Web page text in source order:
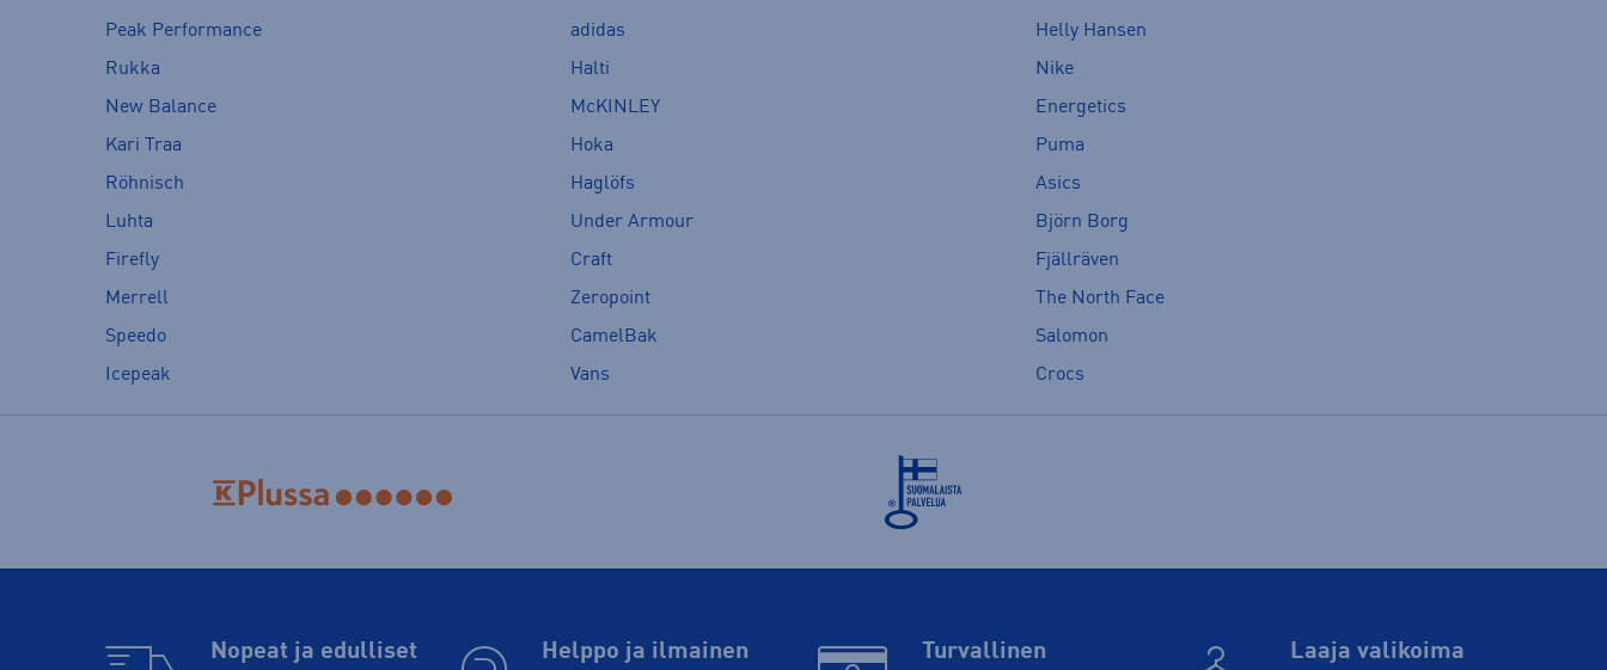
Peak Performance adidas
Helly Hansen
Rukka
Halti
Nike
New Balance
McKINLEY
Energetics
Kari Traa
Hoka
Puma
Röhnisch
Haglöfs
Asics
Luhta
Under Armour
Björn Borg
Firefly
Craft
Fjällräven
Merrell
Zeropoint
The North Face
Speedo
CamelBak
Salomon
Icepeak
Vans Crocs
Nopeat ja edulliset
Helppo ja ilmainen
Turvallinen
Laaja valikoima